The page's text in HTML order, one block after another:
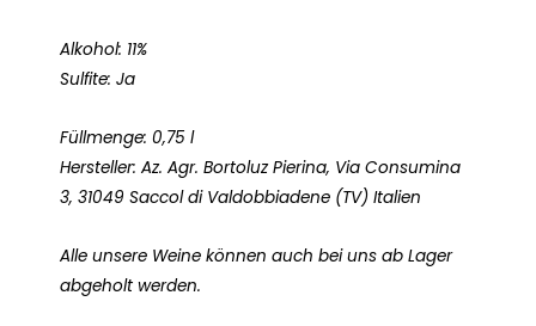
Alkohol: 11%
Sulfite: Ja
Füllmenge: 0,75 l
Hersteller: Az. Agr. Bortoluz Pierina, Via Consumina
3, 31049 Saccol di Valdobbiadene (TV) Italien
Alle unsere Weine können auch bei uns ab Lager
abgeholt werden.